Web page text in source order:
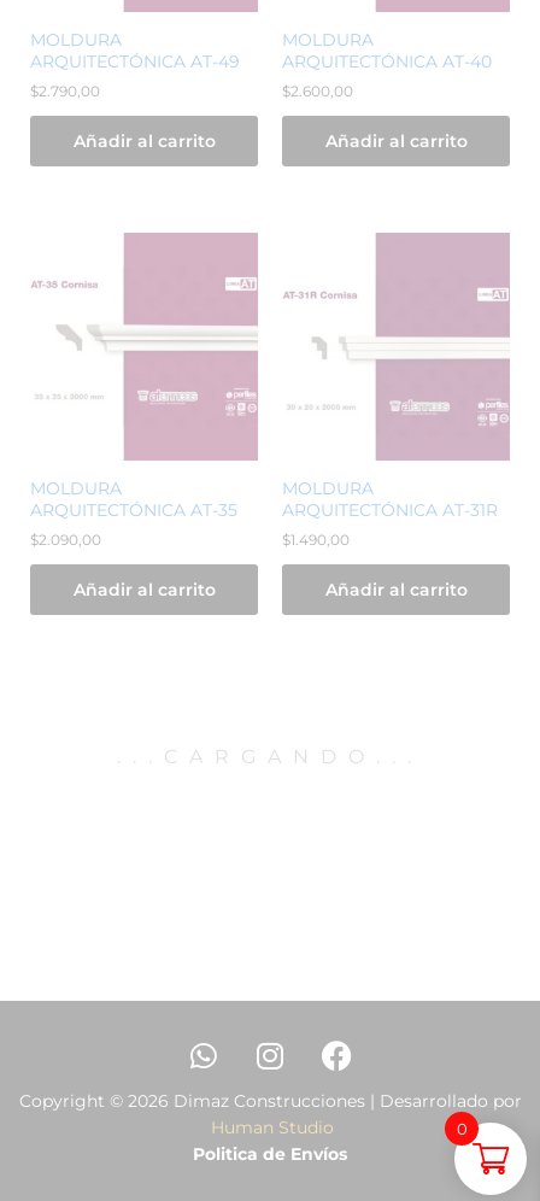
MOLDURA
ARQUITECTÓNICA AT-49
$2.790,00
Añadir al carrito
MOLDURA
ARQUITECTÓNICA AT-40
$2.600,00
Añadir al carrito
MOLDURA
ARQUITECTÓNICA AT-35
$2.090,00
Añadir al carrito
MOLDURA
ARQUITECTÓNICA AT-31R
$1.490,00
Añadir al carrito
. . . CARGANDO . . .
Copyright © 2026 Dimaz Construcciones | Desarrollado por
Human Studio
Politica de Envíos
0